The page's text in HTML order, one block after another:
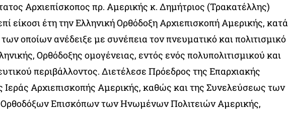
Αρχιεπίσκοπος πρ. Αμερικής κ. Δημήτριος (Τρακατέλλης)
είκοσι έτη την Ελληνική Ορθόδοξη Αρχιεπισκοπή Αμερικής, κατά
των οποίων ανέδειξε με συνέπεια τον πνευματικό και πολιτισμικό
Ορθόδοξης ομογένειας, εντός ενός πολυπολιτισμικού και
περιβάλλοντος. Διετέλεσε Πρόεδρος της Επαρχιακής
Ιεράς Αρχιεπισκοπής Αμερικής, καθώς και της Συνελεύσεως των
Επισκόπων των Ηνωμένων Πολιτειών Αμερικής,